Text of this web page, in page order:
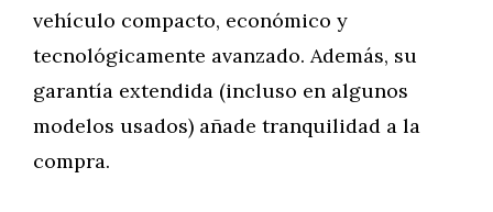
vehículo compacto, económico y
tecnológicamente avanzado. Además, su
garantía extendida (incluso en algunos
modelos usados) añade tranquilidad a la
compra.